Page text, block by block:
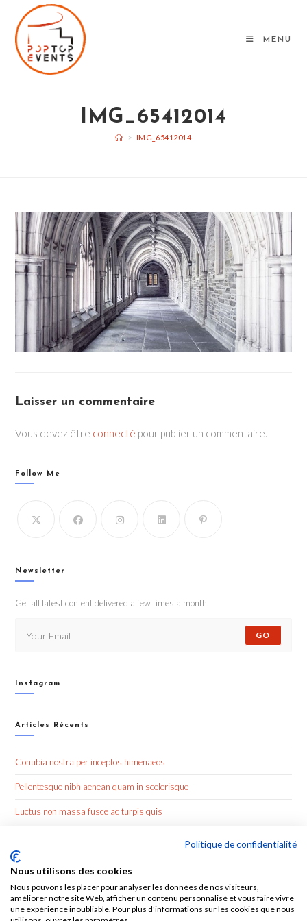
content
MENU
IMG_65412014
> IMG_65412014
Laisser un commentaire
Vous devez être connecté pour publier un commentaire.
Follow Me
Newsletter
Get all latest content delivered a few times a month.
GO
Instagram
Articles Récents
Conubia nostra per inceptos himenaeos
Pellentesque nibh aenean quam in scelerisque
Luctus non massa fusce ac turpis quis
Politique de confidentialité
Nous utilisons des cookies
Nous pouvons les placer pour analyser les données de nos visiteurs,
améliorer notre site Web, afficher un contenu personnalisé et vous faire vivre
une expérience inoubliable. Pour plus d'informations sur les cookies que nous